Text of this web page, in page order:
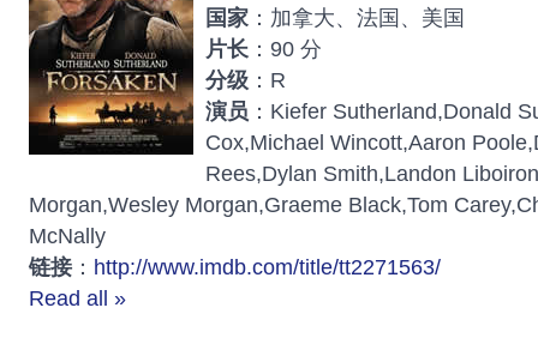
国家 ：加拿大、法国、美国
片长 ：90 分
分级 ：R
演员 ：Kiefer Sutherland,Donald
Cox,Michael Wincott,Aaron
Rees,Dylan Smith,Landon
Morgan,Wesley Morgan,Graeme Black,Tom
McNally
链接 ： http://www.imdb.com/title/tt2271563/
Read all »